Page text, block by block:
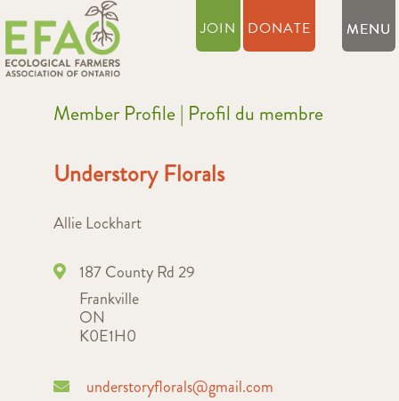
JOIN DONATE
Member Profile | Profil du membre
Understory Florals
Allie Lockhart
187 County Rd 29
Frankville
ON
K0E1H0
understoryflorals@gmail.com